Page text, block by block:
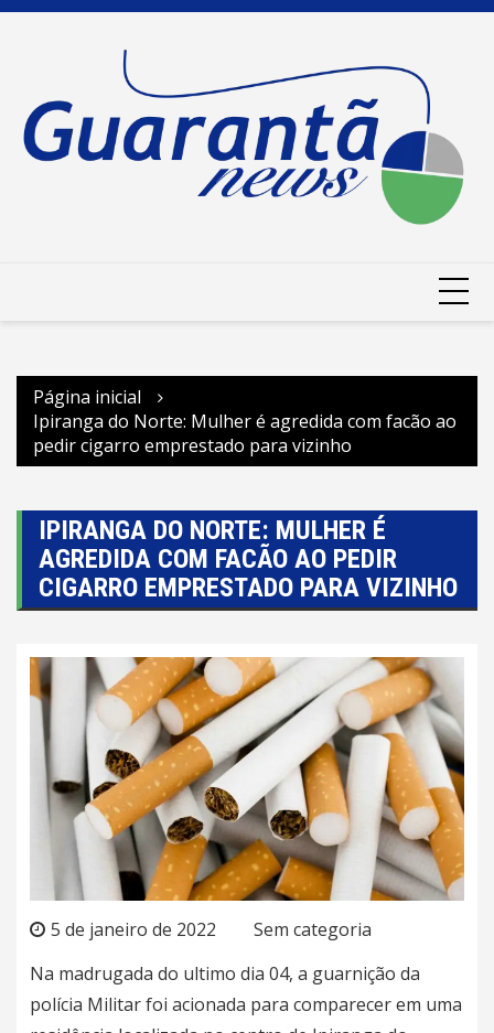
Ir
Página inicial
Ipiranga do Norte: Mulher é agredida com facão ao
pedir cigarro emprestado para vizinho
IPIRANGA DO NORTE: MULHER É
AGREDIDA COM FACÃO AO PEDIR
CIGARRO EMPRESTADO PARA VIZINHO
5 de janeiro de 2022
Sem categoria
Na madrugada do ultimo dia 04, a guarnição da
polícia Militar foi acionada para comparecer em uma